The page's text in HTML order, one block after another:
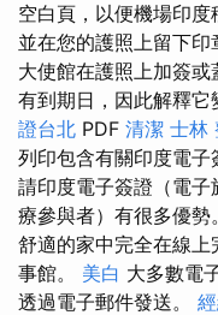
空白頁，以便機場印
並在您的護照上留下印
大使館在護照上加簽或
有到期日，因此解釋
證台北 PDF 清潔 士林
列印包含有關印度電子
請印度電子簽證（電
療參與者）有很多優勢
舒適的家中完全在線
事館。 美白 大多數電
透過電子郵件發送。